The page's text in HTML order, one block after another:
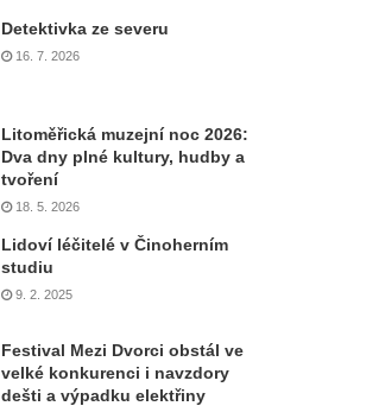
Detektivka ze severu
16. 7. 2026
Litoměřická muzejní noc 2026:
Dva dny plné kultury, hudby a
tvoření
18. 5. 2026
Lidoví léčitelé v Činoherním
studiu
9. 2. 2025
Festival Mezi Dvorci obstál ve
velké konkurenci i navzdory
dešti a výpadku elektřiny